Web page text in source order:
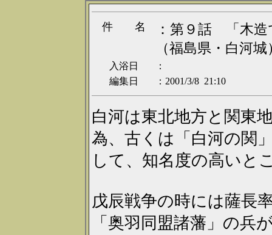
件 名 ： 第９話 「木造
（福島県・白河城
入浴日
：
編集日
：2001/3/8 21:10
白河は東北地方と関東
為、古くは「白河の関
して、知名度の高いと
戊辰戦争の時には薩長
「奥羽同盟諸藩」の兵